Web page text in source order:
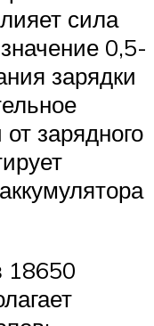
сила
0,5-
зарядки
зарядного
18650